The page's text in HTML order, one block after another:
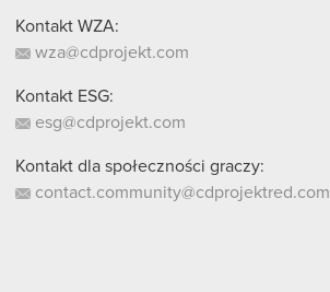
Kontakt WZA:
wza@cdprojekt.com
Kontakt ESG:
esg@cdprojekt.com
Kontakt dla społeczności graczy:
contact.community@cdprojektred.com